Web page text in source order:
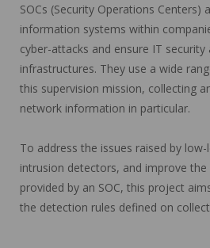
SOCs (Security Operations Centers)
information systems within
cyber-attacks and ensure IT security
infrastructures. They use a wide
this supervision mission, collecting
network information in particular.
To address the issues raised by
intrusion detectors, and improve
provided by an SOC, this project
the detection rules defined on